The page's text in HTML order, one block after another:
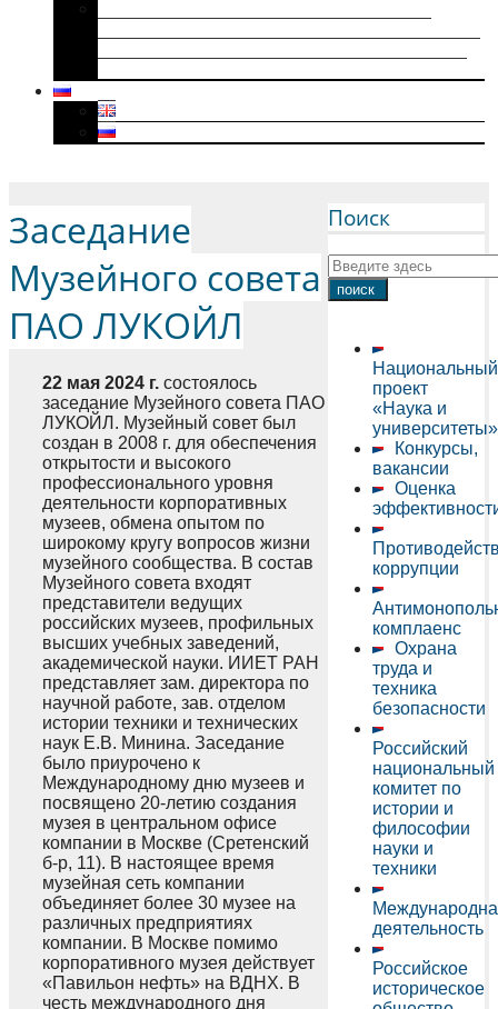
Поиск
Национальный
проект
«Наука и
университеты»
Конкурсы,
вакансии
Оценка
коррупции
комплаенс
Охрана
труда и
техника
безопасности
Российский
национальный
комитет по
истории и
философии
науки и
техники
деятельность
Российское
историческое
Заседание
Музейного совета
ПАО ЛУКОЙЛ
22 мая 2024 г. состоялось
заседание Музейного совета ПАО
ЛУКОЙЛ. Музейный совет был
создан в 2008 г. для обеспечения
открытости и высокого
профессионального уровня
деятельности корпоративных
музеев, обмена опытом по
широкому кругу вопросов жизни
музейного сообщества. В состав
Музейного совета входят
представители ведущих
российских музеев, профильных
высших учебных заведений,
академической науки. ИИЕТ РАН
представляет зам. директора по
научной работе, зав. отделом
истории техники и технических
наук Е.В. Минина. Заседание
было приурочено к
Международному дню музеев и
посвящено 20-летию создания
музея в центральном офисе
компании в Москве (Сретенский
б-р, 11). В настоящее время
музейная сеть компании
объединяет более 30 музее на
различных предприятиях
компании. В Москве помимо
корпоративного музея действует
«Павильон нефть» на ВДНХ. В
честь международного дня